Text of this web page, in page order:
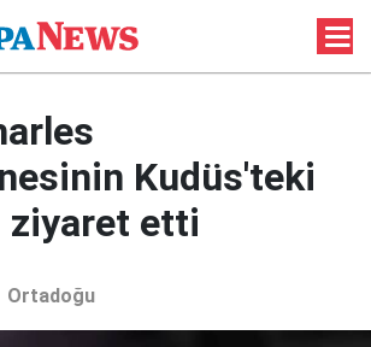
Kudüs'teki
ziyaret etti
Ortadoğu